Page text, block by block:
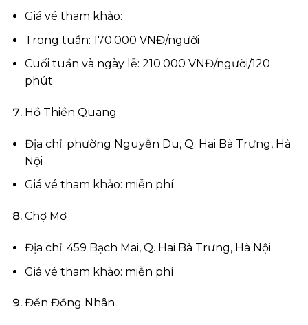
Giá vé tham khảo:
Trong tuần: 170.000 VNĐ/người
Cuối tuần và ngày lễ: 210.000 VNĐ/người/120
phút
Hồ Thiền Quang
Địa chỉ: phường Nguyễn Du, Q. Hai Bà Trưng, Hà
Nội
Giá vé tham khảo: miễn phí
Chợ Mơ
Địa chỉ: 459 Bạch Mai, Q. Hai Bà Trưng, Hà Nội
Giá vé tham khảo: miễn phí
Đền Đồng Nhân